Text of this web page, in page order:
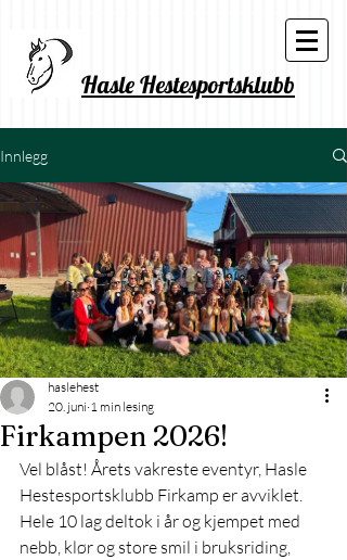
Hasle Hestesportsklubb
Innlegg
Firkampen 2026!
haslehest
20. juni 1 min lesing
Vel blåst! Årets vakreste eventyr, Hasle
Hestesportsklubb Firkamp er avviklet.
Hele 10 lag deltok i år og kjempet med
nebb, klør og store smil i bruksriding,